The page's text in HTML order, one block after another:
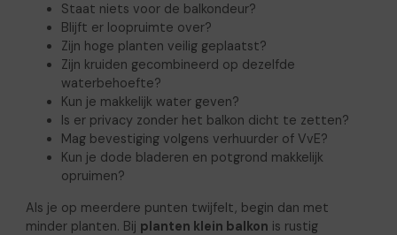
Staat niets voor de balkondeur?
Blijft er loopruimte over?
Zijn hoge planten veilig geplaatst?
Zijn kruiden gecombineerd op dezelfde
waterbehoefte?
Kun je makkelijk water geven?
Is er privacy zonder het balkon dicht te zetten?
Mag bevestiging volgens verhuurder of VvE?
Kun je dode bladeren en potgrond makkelijk
opruimen?
Als je op meerdere punten twijfelt, begin dan met
minder planten. Bij planten klein balkon is rustig